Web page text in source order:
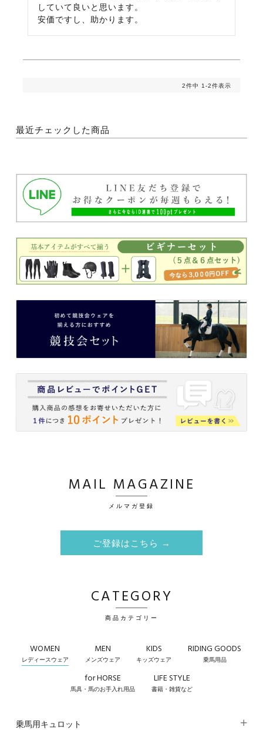
していて良いと思います。
安価ですし、助かります。
2件中 1-2件表示
最近チェックした商品
MAIL MAGAZINE
メルマガ登録
ご登録はこちら →
CATEGORY
商品カテゴリー
WOMEN
レディースウェア
MEN
メンズウェア
KIDS
キッズウェア
RIDING GOODS
乗馬用品
for HORSE
馬具・馬のお手入れ用品
LIFE STYLE
書籍・雑貨など
乗馬用キュロット